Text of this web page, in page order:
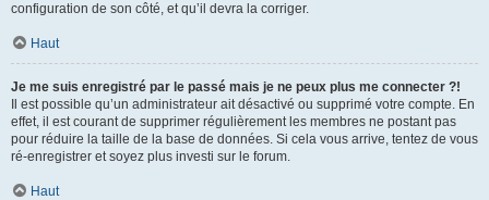
configuration de son côté, et qu’il devra la corriger.
Haut
Je me suis enregistré par le passé mais je ne peux plus me connecter ?!
Il est possible qu’un administrateur ait désactivé ou supprimé votre compte. En
effet, il est courant de supprimer régulièrement les membres ne postant pas
pour réduire la taille de la base de données. Si cela vous arrive, tentez de vous
ré-enregistrer et soyez plus investi sur le forum.
Haut